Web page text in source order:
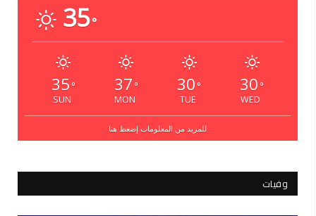
35°
35 °
SUN
37 °
MON
30 °
TUE
30 °
WED
للمزيد من المعلومات إضغط هنا
وفيات